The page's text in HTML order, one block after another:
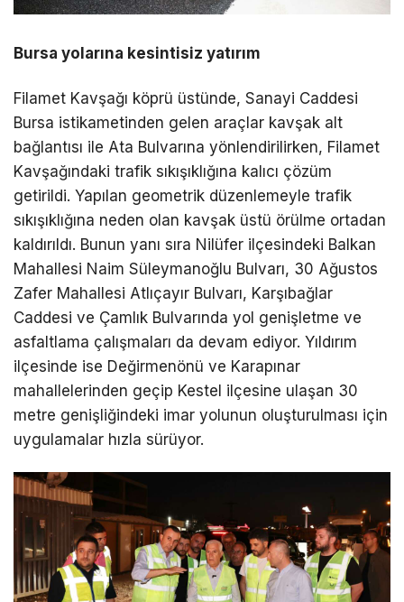
Bursa yolarına kesintisiz yatırım
Filamet Kavşağı köprü üstünde, Sanayi Caddesi
Bursa istikametinden gelen araçlar kavşak alt
bağlantısı ile Ata Bulvarına yönlendirilirken, Filamet
Kavşağındaki trafik sıkışıklığına kalıcı çözüm
getirildi. Yapılan geometrik düzenlemeyle trafik
sıkışıklığına neden olan kavşak üstü örülme ortadan
kaldırıldı. Bunun yanı sıra Nilüfer ilçesindeki Balkan
Mahallesi Naim Süleymanoğlu Bulvarı, 30 Ağustos
Zafer Mahallesi Atlıçayır Bulvarı, Karşıbağlar
Caddesi ve Çamlık Bulvarında yol genişletme ve
asfaltlama çalışmaları da devam ediyor. Yıldırım
ilçesinde ise Değirmenönü ve Karapınar
mahallelerinden geçip Kestel ilçesine ulaşan 30
metre genişliğindeki imar yolunun oluşturulması için
uygulamalar hızla sürüyor.